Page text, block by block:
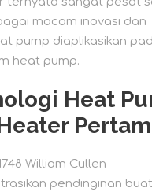
macam inovasi dan
pump diaplikasikan
heat pump.
Heat
William Cullen
pendinginan